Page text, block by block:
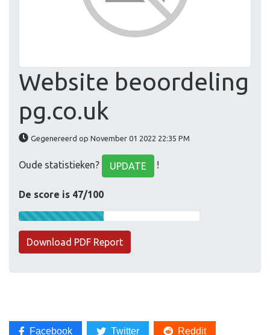
Website beoordeling
pg.co.uk
Gegenereerd op November 01 2022 22:35 PM
Oude statistieken? UPDATE !
De score is 47/100
Download PDF Report
Facebook Twitter Reddit